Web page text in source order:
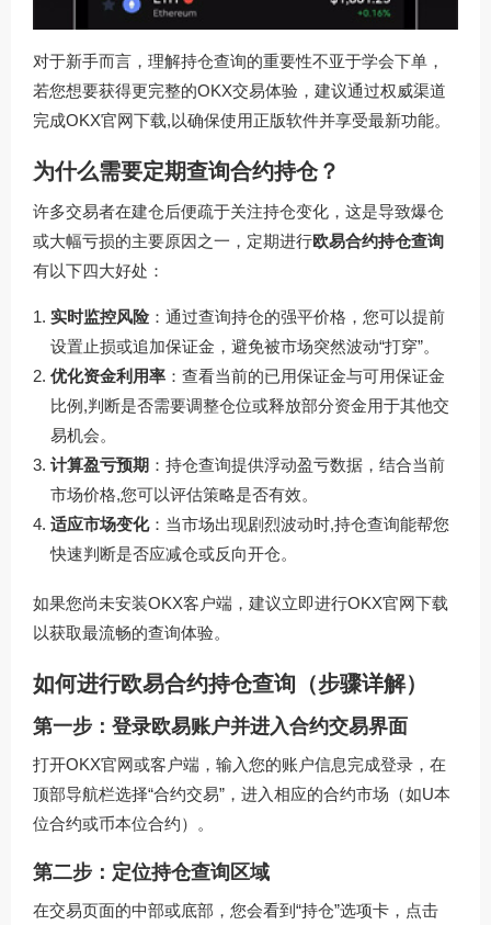
对于新手而言，理解持仓查询的重要性不亚于学会下单，
若您想要获得更完整的OKX交易体验，建议通过权威渠道
完成OKX官网下载,以确保使用正版软件并享受最新功能。
为什么需要定期查询合约持仓？
许多交易者在建仓后便疏于关注持仓变化，这是导致爆仓
或大幅亏损的主要原因之一，定期进行欧易合约持仓查询
有以下四大好处：
实时监控风险：通过查询持仓的强平价格，您可以提前
设置止损或追加保证金，避免被市场突然波动“打穿”。
优化资金利用率 ：查看当前的已用保证金与可用保证金
比例,判断是否需要调整仓位或释放部分资金用于其他交
易机会。
计算盈亏预期 ：持仓查询提供浮动盈亏数据，结合当前
市场价格,您可以评估策略是否有效。
适应市场变化：当市场出现剧烈波动时,持仓查询能帮您
快速判断是否应减仓或反向开仓。
如果您尚未安装OKX客户端，建议立即进行OKX官网下载
以获取最流畅的查询体验。
如何进行欧易合约持仓查询（步骤详解）
第一步：登录欧易账户并进入合约交易界面
打开OKX官网或客户端，输入您的账户信息完成登录，在
顶部导航栏选择“合约交易”，进入相应的合约市场（如U本
位合约或币本位合约）。
第二步：定位持仓查询区域
在交易页面的中部或底部，您会看到“持仓”选项卡，点击